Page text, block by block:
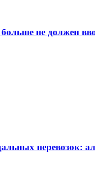
больше не должен
перевозок: